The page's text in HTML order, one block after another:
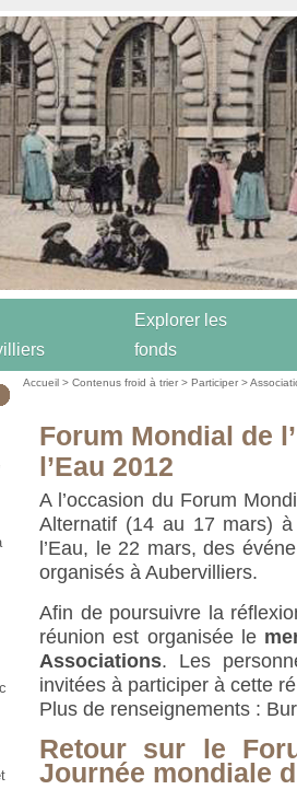
Explorer les
fonds
Accueil >Contenus froid à trier >Participer >
Forum Mondial de
l’Eau 2012
A l’occasion du Forum
Alternatif (14 au 17 mars)
l’Eau, le 22 mars, des
organisés à Aubervilliers.
Afin de poursuivre la
réunion est organisée le
Associations. Les
invitées à participer à cette
Plus de renseignements :
Retour sur le
Journée mondiale